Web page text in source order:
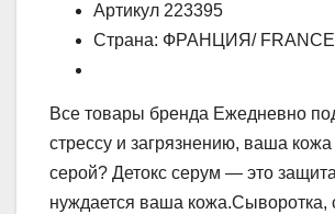
Артикул 223395
Страна: ФРАНЦИЯ/ FRANCE
Все товары бренда Ежедневно
стрессу и загрязнению, ваша
серой? Детокс серум — это
нуждается ваша кожа.Сыворотка,